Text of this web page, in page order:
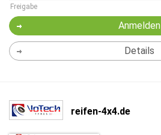
Freigabe
Anmelden
Details
reifen-4x4.de